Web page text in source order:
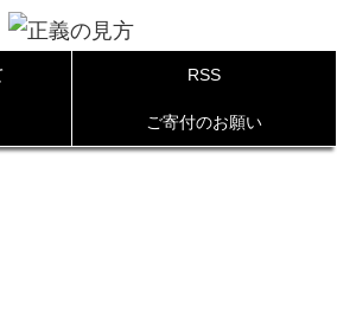
RSS
ご寄付のお願い